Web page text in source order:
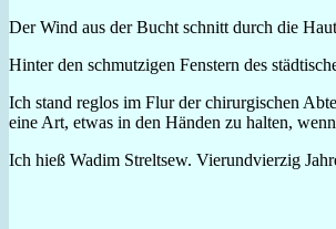
Der Wind aus der Bucht schnitt durch die
Hinter den schmutzigen Fenstern des
Ich stand reglos im Flur der chirurgischen
eine Art, etwas in den Händen zu halten,
Ich hieß Wadim Streltsew. Vierundvierzig